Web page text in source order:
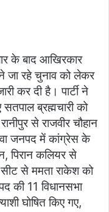
के बाद आखिरकार
जा रहे चुनाव को लेकर
कर दी है। पार्टी ने
ब्रह्मचारी को
से राजवीर चौहान
जनपद में कांग्रेस के
पिरान कलियर से
से ममता राकेश को
की 11 विधानसभा
घोषित किए गए,